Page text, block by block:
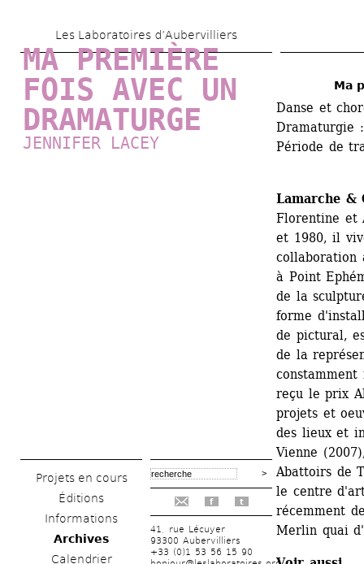
au
contenu
principal
Les Laboratoires d’Aubervilliers
MA PREMIÈRE
FOIS AVEC UN
DRAMATURGE
JENNIFER LACEY
Projets en cours
Éditions
Informations
Archives
Calendrier
f t
41, rue Lécuyer
93300 Aubervilliers
+33 (0)1 53 56 15 90
Ma
Danse et
Dramaturgie
Période de
Lamarche &
Florentine et
et 1980, il
collaboration
à Point
de la
forme
de pictural,
de la
reçu le prix
projets et
des lieux et
Vienne
Abattoirs de
le centre
récemment
Merlin quai